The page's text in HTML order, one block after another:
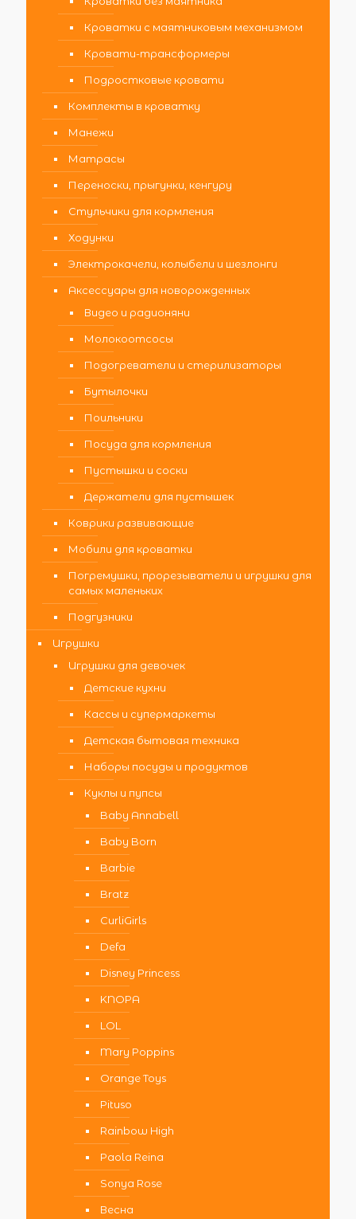
Кроватки с маятниковым механизмом
Кровати-трансформеры
Подростковые кровати
Комплекты в кроватку
Манежи
Матрасы
Переноски, прыгунки, кенгуру
Стульчики для кормления
Ходунки
Электрокачели, колыбели и шезлонги
Аксессуары для новорожденных
Видео и радионяни
Молокоотсосы
Подогреватели и стерилизаторы
Бутылочки
Поильники
Посуда для кормления
Пустышки и соски
Держатели для пустышек
Коврики развивающие
Мобили для кроватки
Погремушки, прорезыватели и игрушки для
самых маленьких
Подгузники
Игрушки
Игрушки для девочек
Детские кухни
Кассы и супермаркеты
Детская бытовая техника
Наборы посуды и продуктов
Куклы и пупсы
Baby Annabell
Baby Born
Barbie
Bratz
CurliGirls
Defa
Disney Princess
KNOPA
LOL
Mary Poppins
Orange Toys
Pituso
Rainbow High
Paola Reina
Sonya Rose
Весна